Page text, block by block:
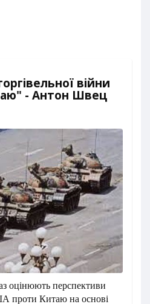
війни
- Антон Швец
оцінюють перспективи
проти Китаю на основі